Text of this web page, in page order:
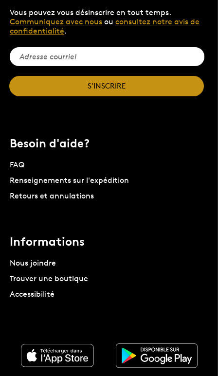
Vous pouvez vous désinscrire en tout temps.
Communiquez avec nous ou consultez notre avis de
confidentialité.
S'INSCRIRE
Besoin d'aide?
FAQ
Renseignements sur l'expédition
Retours et annulations
Informations
Nous joindre
Trouver une boutique
Accessibilité